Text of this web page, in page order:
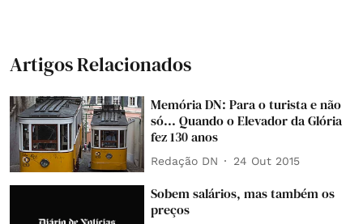
Artigos Relacionados
Memória DN: Para o turista e não
só... Quando o Elevador da Glória
fez 130 anos
Redação DN 24 Out 2015
Sobem salários, mas também os
preços